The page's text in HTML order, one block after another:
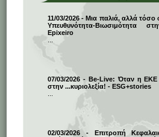
11/03/2026 - Μια παλιά, αλλά τόσο
Υπευθυνότητα-Βιωσιμότητα
Epixeiro
07/03/2026 - Be-Live: Όταν η ΕΚΕ
στην ...κυριολεξία! - ESG+stories
02/03/2026 - Επιτροπή